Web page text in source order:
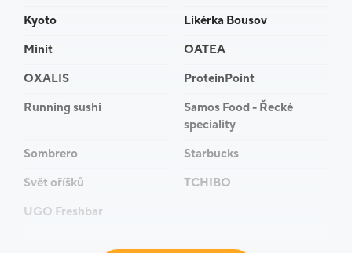
Kyoto
Likérka Bousov
Minit
OATEA
OXALIS
ProteinPoint
Running sushi
Samos Food - Řecké
speciality
Sombrero
Starbucks
Svět oříšků
TCHIBO
UGO Freshbar